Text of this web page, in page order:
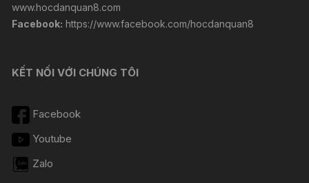
www.hocdanquan8.com
Facebook: https://www.facebook.com/hocdanquan8
KẾT NỐI VỚI CHÚNG TÔI
Facebook
Youtube
Zalo